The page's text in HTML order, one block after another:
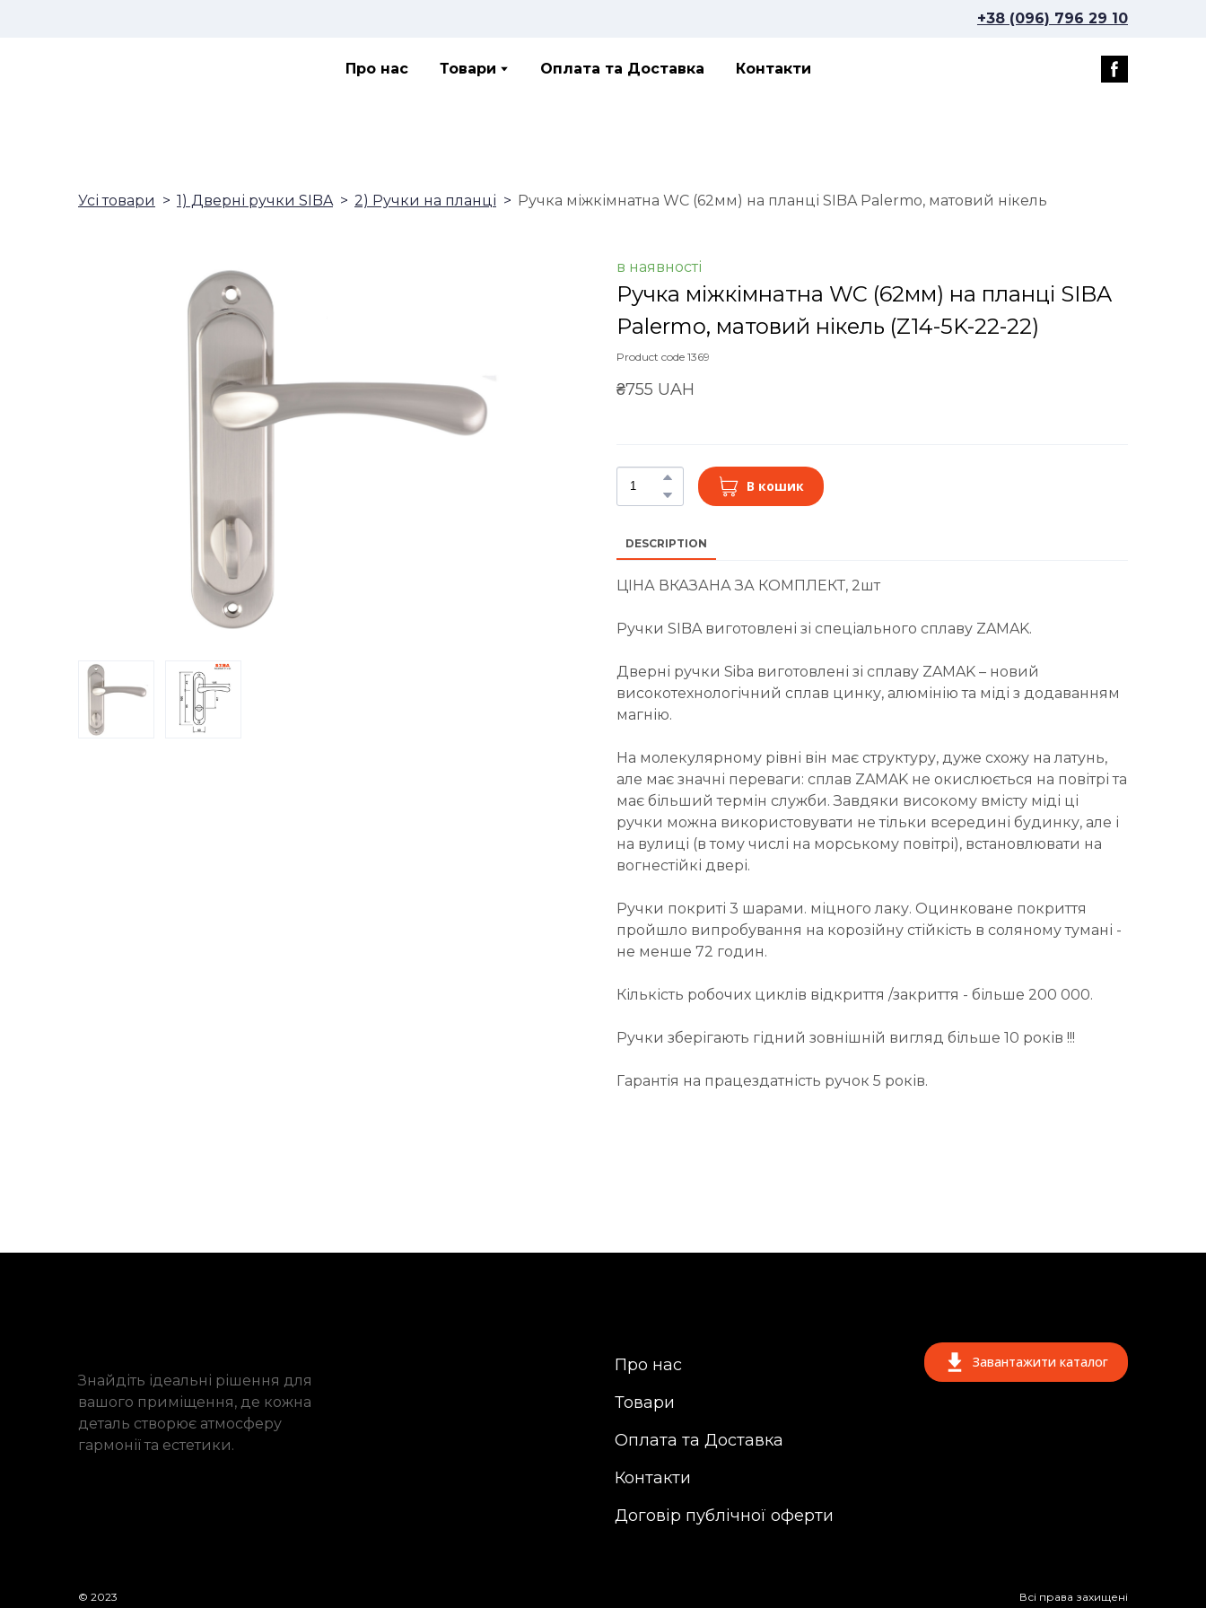
+38 (096) 796 29 10
Про нас Товари Оплата та Доставка Контакти
Усі товари 1) Дверні ручки SIBA 2) Ручки на планці Ручка міжкімнатна WC (62мм) на планці SIBA Palermo, матовий нікель
в наявності
Ручка міжкімнатна WC (62мм) на планці SIBA
Palermo, матовий нікель (Z14-5K-22-22)
Product code 1369
₴755 UAH
В кошик
DESCRIPTION
ЦІНА ВКАЗАНА ЗА КОМПЛЕКТ, 2шт
Ручки SIBA виготовлені зі спеціального сплаву ZAMAK.
Дверні ручки Siba виготовлені зі сплаву ZAMAK – новий
високотехнологічний сплав цинку, алюмінію та міді з додаванням
магнію.
На молекулярному рівні він має структуру, дуже схожу на латунь,
але має значні переваги: сплав ZAMAK не окислюється на повітрі та
має більший термін служби. Завдяки високому вмісту міді ці
ручки можна використовувати не тільки всередині будинку, але і
на вулиці (в тому числі на морському повітрі), встановлювати на
вогнестійкі двері.
Ручки покриті 3 шарами. міцного лаку. Оцинковане покриття
пройшло випробування на корозійну стійкість в соляному тумані -
не менше 72 годин.
Кількість робочих циклів відкриття /закриття - більше 200 000.
Ручки зберігають гідний зовнішній вигляд більше 10 років !!!
Гарантія на працездатність ручок 5 років.
Знайдіть ідеальні рішення для
вашого приміщення, де кожна
деталь створює атмосферу
гармонії та естетики.
Про нас
Товари
Оплата та Доставка
Контакти
Договір публічної оферти
Завантажити каталог
© 2023 Всі права захищені